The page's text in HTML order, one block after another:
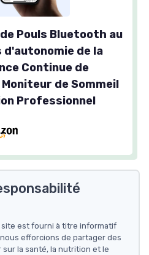
Pouls Bluetooth au
d'autonomie de la
Continue de
de Sommeil
Professionnel
est fourni à titre informatif
efforcions de partager des
la santé, la nutrition et le